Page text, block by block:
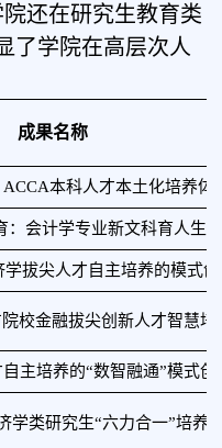
还在研究生教育类
了学院在高层次人
成果名称
本科人才本土化培养体
：会计学专业新文科育人生
学拔尖人才自主培养的模式
院校金融拔尖创新人才智慧
主培养的“数智融通”模式创
学类研究生“六力合一”培养